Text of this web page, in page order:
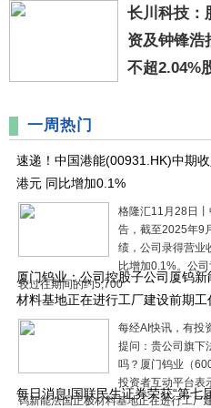
长川科技：
资及钟锋浩
不超2.04%
一周热门
速递！中国港能(00931.HK)中期
港元 同比增加0.1%
格隆汇11月28日丨
告，截至2025年9
绩，公司录得营业
比增加0.1%。公
较过往期间的约5,700
厦门钨业：公司控股子公司厦钨新
材料基地正在进行工厂建设前期工
每经AI快讯，有投
提问：贵公司旗下
吗？厦门钨业（
投资者互动平台表
钨新能法国正极材料基地正在进行工厂
每日消息!国联民生证券荣获“第七